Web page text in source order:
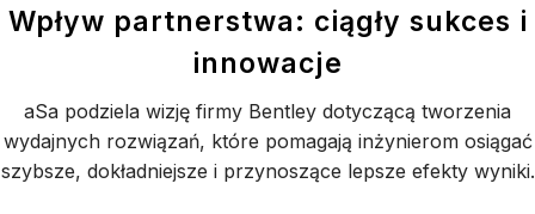
Wpływ partnerstwa: ciągły sukces i
innowacje
aSa podziela wizję firmy Bentley dotyczącą tworzenia
wydajnych rozwiązań, które pomagają inżynierom osiągać
szybsze, dokładniejsze i przynoszące lepsze efekty wyniki.